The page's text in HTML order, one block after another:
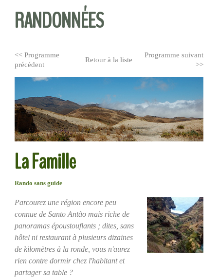
RANDONNÉES
<< Programme
précédent
Retour à la liste
Programme suivant
>>
La Famille
Rando sans guide
Parcourez une région encore peu
connue de Santo Antão mais riche de
panoramas époustouflants ; dites, sans
hôtel ni restaurant à plusieurs dizaines
de kilomètres à la ronde, vous n'aurez
rien contre dormir chez l'habitant et
partager sa table ?